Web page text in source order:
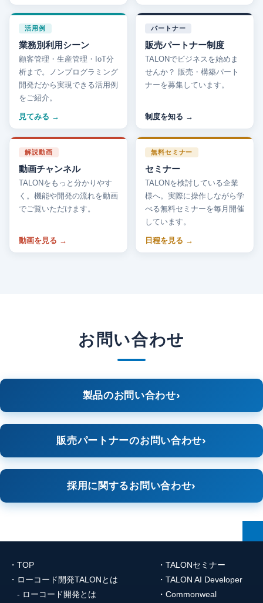
活用例
業務別利用シーン
顧客管理・生産管理・IoT分
析まで。ノンプログラミング
開発だから実現できる活用例
をご紹介。
見てみる
パートナー
販売パートナー制度
TALONでビジネスを始めま
せんか？ 販売・構築パート
ナーを募集しています。
制度を知る
解説動画
動画チャンネル
TALONをもっと分かりやす
く。機能や開発の流れを動画
でご覧いただけます。
動画を見る
無料セミナー
セミナー
TALONを検討している企業
様へ。実際に操作しながら学
べる無料セミナーを毎月開催
しています。
日程を見る
お問い合わせ
製品のお問い合わせ
販売パートナーのお問い合わせ
採用に関するお問い合わせ
TOP
ローコード開発TALONとは
ローコード開発とは
TALONセミナー
TALON AI Developer
Commonweal